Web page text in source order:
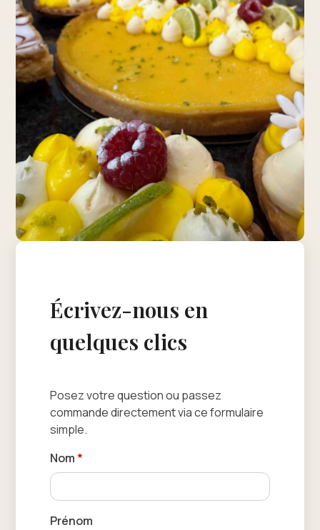
Écrivez-nous en
quelques clics
Posez votre question ou passez
commande directement via ce formulaire
simple.
Nom *
Prénom